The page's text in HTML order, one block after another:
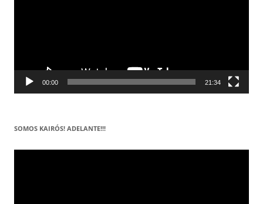
00:00 21:34
SOMOS KAIRÓS! ADELANTE!!!
Reproductor